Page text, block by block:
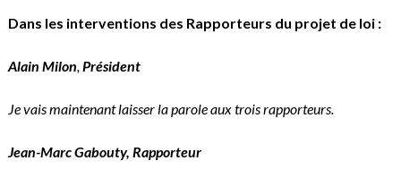
Dans les interventions des Rapporteurs du projet de loi :
Alain Milon Président
Je vais maintenant laisser la parole aux trois rapporteurs.
Jean-Marc Gabouty, Rapporteur